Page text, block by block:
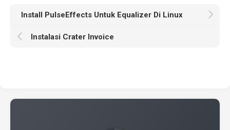
Install PulseEffects Untuk Equalizer Di Linux
Instalasi Crater Invoice